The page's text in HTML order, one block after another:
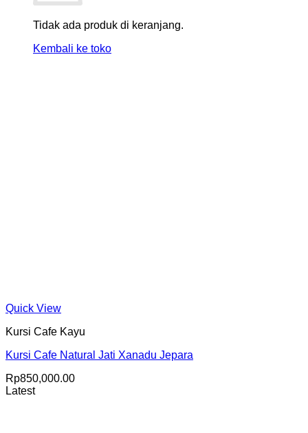
Tidak ada produk di keranjang.
Kembali ke toko
Quick View
Kursi Cafe Kayu
Kursi Cafe Natural Jati Xanadu Jepara
Rp850,000.00
Latest